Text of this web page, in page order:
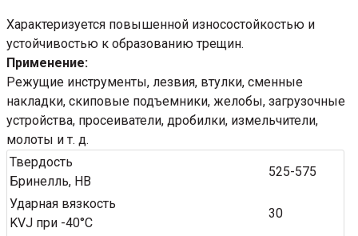
Характеризуется повышенной износостойкостью и
устойчивостью к образованию трещин.
Применение:
Режущие инструменты, лезвия, втулки, сменные
накладки, скиповые подъемники, желобы, загрузочные
устройства, просеиватели, дробилки, измельчители,
молоты и т. д.
Твердость
Бринелль, HB
525-575
Ударная вязкость
KVJ при -40°C
30